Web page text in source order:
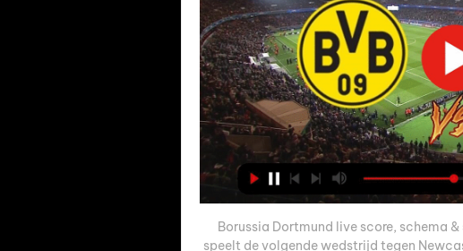
Borussia Dortmund live score, schema
speelt de volgende wedstrijd tegen